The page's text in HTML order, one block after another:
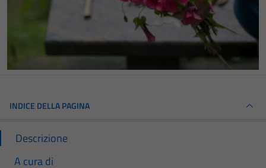
INDICE DELLA PAGINA
Descrizione
A cura di